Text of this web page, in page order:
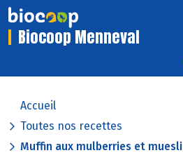
Biocoop Menneval
Accueil
Toutes nos recettes
Muffin aux mulberries et muesli